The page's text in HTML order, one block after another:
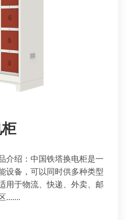
介绍：中国铁塔换电柜是一
设备，可以同时供多种类型
用于物流、快递、外卖、邮
.......